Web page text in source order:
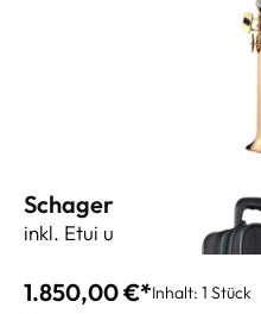
Schagerl Superior
inkl. Etui und Zubehör
1.850,00 €*Inhalt: 1 Stück